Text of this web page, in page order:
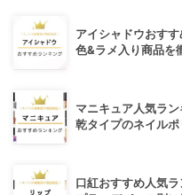
アイシャドウおす
色&ラメ入り商品を
マニキュア人気ラ
乾タイプのネイルポ
口紅おすすめ人気